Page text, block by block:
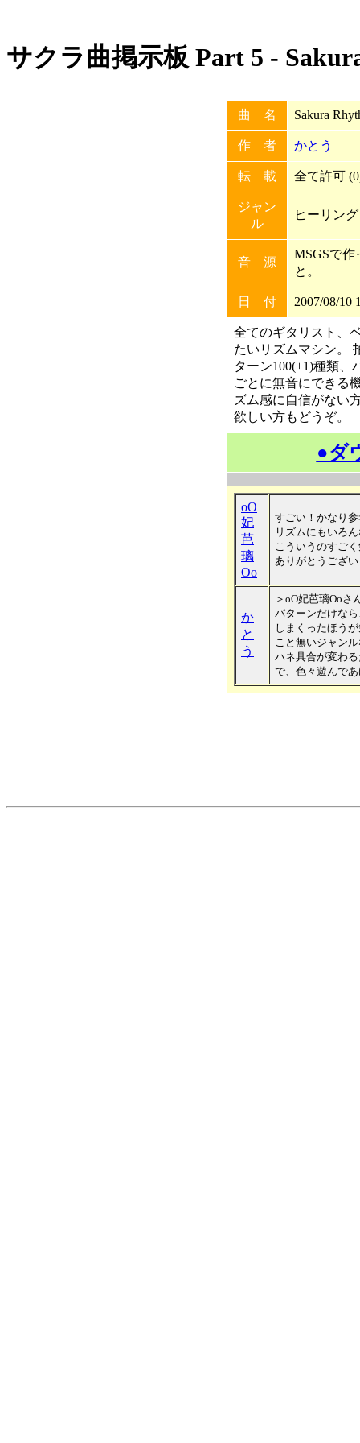
サクラ曲掲示板 Part 5 -
曲 名 Sakura
作 者 かとう
転 載 全て許可
ジャン
ル
ヒーリン
音 源
MSGSで
と。
日 付 2007/08/10
全てのギタリスト、
たいリズムマシン。
ターン100(+1)種類
ごとに無音にできる
ズム感に自信がない
欲しい方もどうぞ。
●ダ
oO
妃
芭
璃
Oo
すごい！かなり
リズムにもいろ
こういうのすご
ありがとうござ
か
と
う
＞oO妃芭璃Ooさ
パターンだけな
しまくったほう
こと無いジャン
ハネ具合が変わ
で、色々遊んで